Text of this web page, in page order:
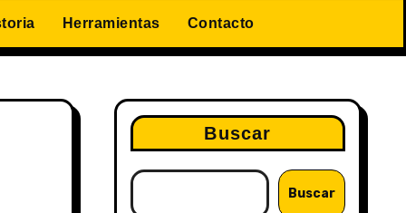
Herramientas Contacto
Buscar
Buscar